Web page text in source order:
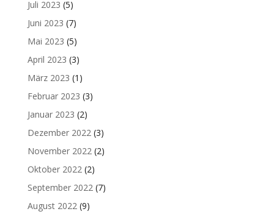
Juli 2023 (5)
Juni 2023 (7)
Mai 2023 (5)
April 2023 (3)
März 2023 (1)
Februar 2023 (3)
Januar 2023 (2)
Dezember 2022 (3)
November 2022 (2)
Oktober 2022 (2)
September 2022 (7)
August 2022 (9)